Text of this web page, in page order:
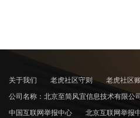
关于我们 老虎社区守则 老虎社区
公司名称：北京至简风宜信息技术有限公
中国互联网举报中心
北京互联网举报